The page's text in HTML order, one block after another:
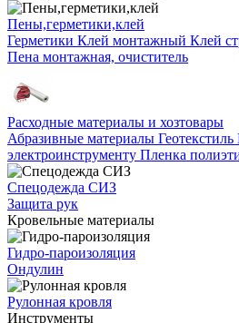
Пены,герметики,клей
Герметики Клей монтажный Клей
Пена монтажная, очиститель
Расходные материалы и хозтовары
Абразивные материалы Геотекстиль
электроинструменту Пленка
Спецодежда СИЗ
Защита рук
Кровельные материалы
Гидро-пароизоляция
Ондулин
Рулонная кровля
Инструменты